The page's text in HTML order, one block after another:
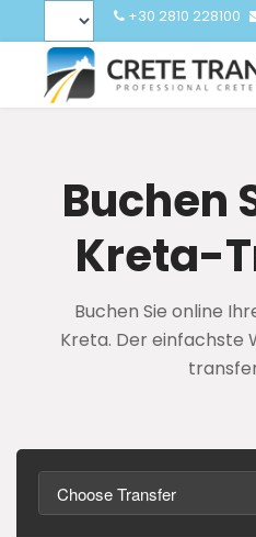
+30 2810 228100
Buchen
Kreta-
Buchen Sie online
Kreta. Der einfachste